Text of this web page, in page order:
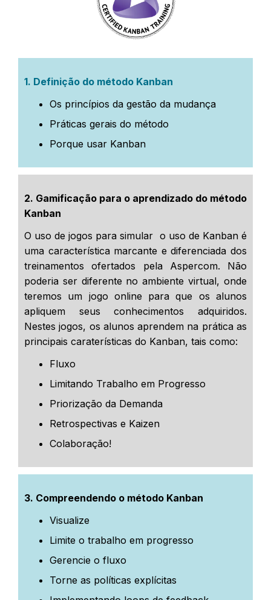
1. Definição do método Kanban
Os princípios da gestão da mudança
Práticas gerais do método
Porque usar Kanban
2. Gamificação para o aprendizado do método
Kanban
O uso de jogos para simular o uso de Kanban é
uma característica marcante e diferenciada dos
treinamentos ofertados pela Aspercom. Não
poderia ser diferente no ambiente virtual, onde
teremos um jogo online para que os alunos
apliquem seus conhecimentos adquiridos.
Nestes jogos, os alunos aprendem na prática as
principais caraterísticas do Kanban, tais como:
Fluxo
Limitando Trabalho em Progresso
Priorização da Demanda
Retrospectivas e Kaizen
Colaboração!
3. Compreendendo o método Kanban
Visualize
Limite o trabalho em progresso
Gerencie o fluxo
Torne as políticas explícitas